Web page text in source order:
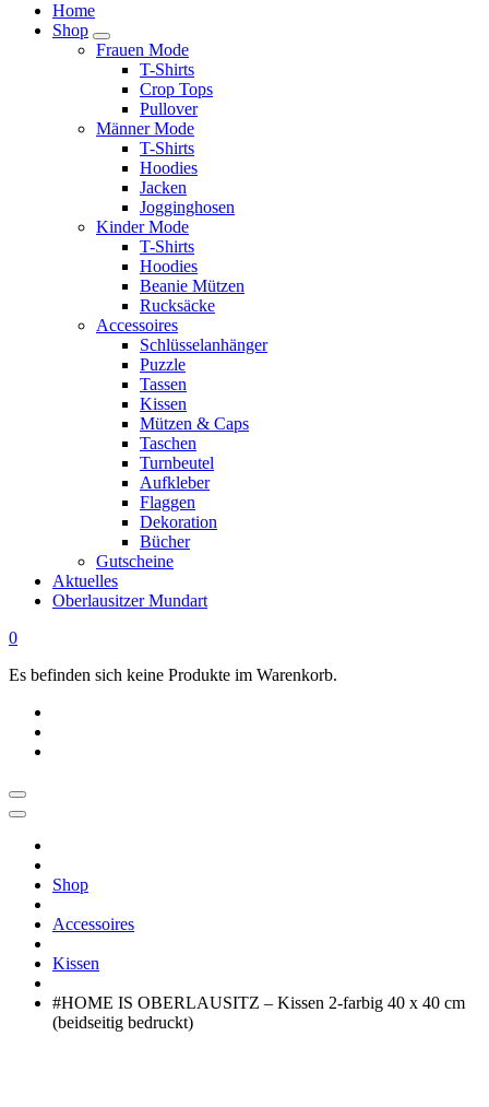
Home
Shop
Frauen Mode
T-Shirts
Crop Tops
Pullover
Männer Mode
T-Shirts
Hoodies
Jacken
Jogginghosen
Kinder Mode
T-Shirts
Hoodies
Beanie Mützen
Rucksäcke
Accessoires
Schlüsselanhänger
Puzzle
Tassen
Kissen
Mützen & Caps
Taschen
Turnbeutel
Aufkleber
Flaggen
Dekoration
Bücher
Gutscheine
Aktuelles
Oberlausitzer Mundart
0
Es befinden sich keine Produkte im Warenkorb.
|
Oberlausitz
Regional
einkaufen
Shop
Accessoires
Kissen
#HOME IS OBERLAUSITZ – Kissen 2-farbig 40 x 40 cm
(beidseitig bedruckt)